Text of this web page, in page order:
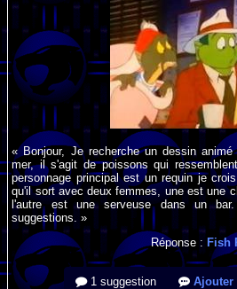
« Bonjour, Je recherche un dessin
mer, il s'agit de poissons qui
personnage principal est un requin je
qu'il sort avec deux femmes, une est une
l'autre est une serveuse dans un
suggestions. »
Réponse : Fish
1 suggestion Ajouter